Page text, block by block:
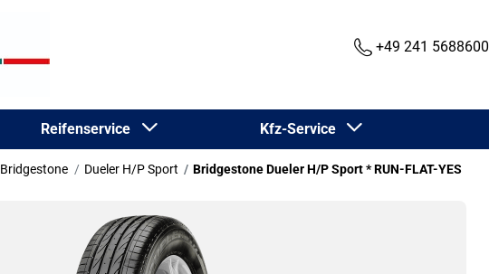
+49 241 5688600
Reifenservice Kfz-Service
Bridgestone Dueler H/P Sport Bridgestone Dueler H/P Sport * RUN-FLAT-YES